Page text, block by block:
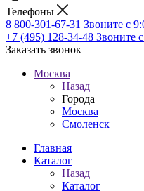
Телефоны
8 800-301-67-31 Звоните с
+7 (495) 128-34-48 Звоните
Заказать звонок
Москва
Назад
Города
Москва
Смоленск
Главная
Каталог
Назад
Каталог